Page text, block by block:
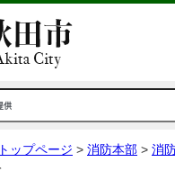
トップページ > 消防本部 > 消